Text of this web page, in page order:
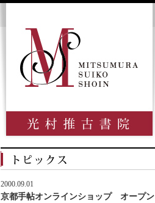
2000.09.01
京都手帖オンラインショップ オープン